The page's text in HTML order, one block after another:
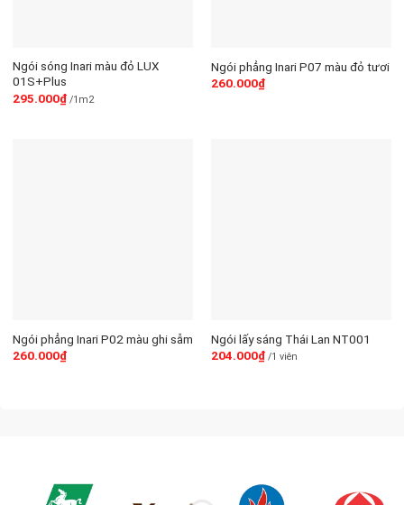
Ngói sóng Inari màu đỏ LUX
01S+Plus
295.000₫/1m2
Ngói phẳng Inari P07 màu đỏ tươi
260.000₫
Ngói phẳng Inari P02 màu ghi sẫm
260.000₫
Ngói lấy sáng Thái Lan NT001
204.000₫/1 viên